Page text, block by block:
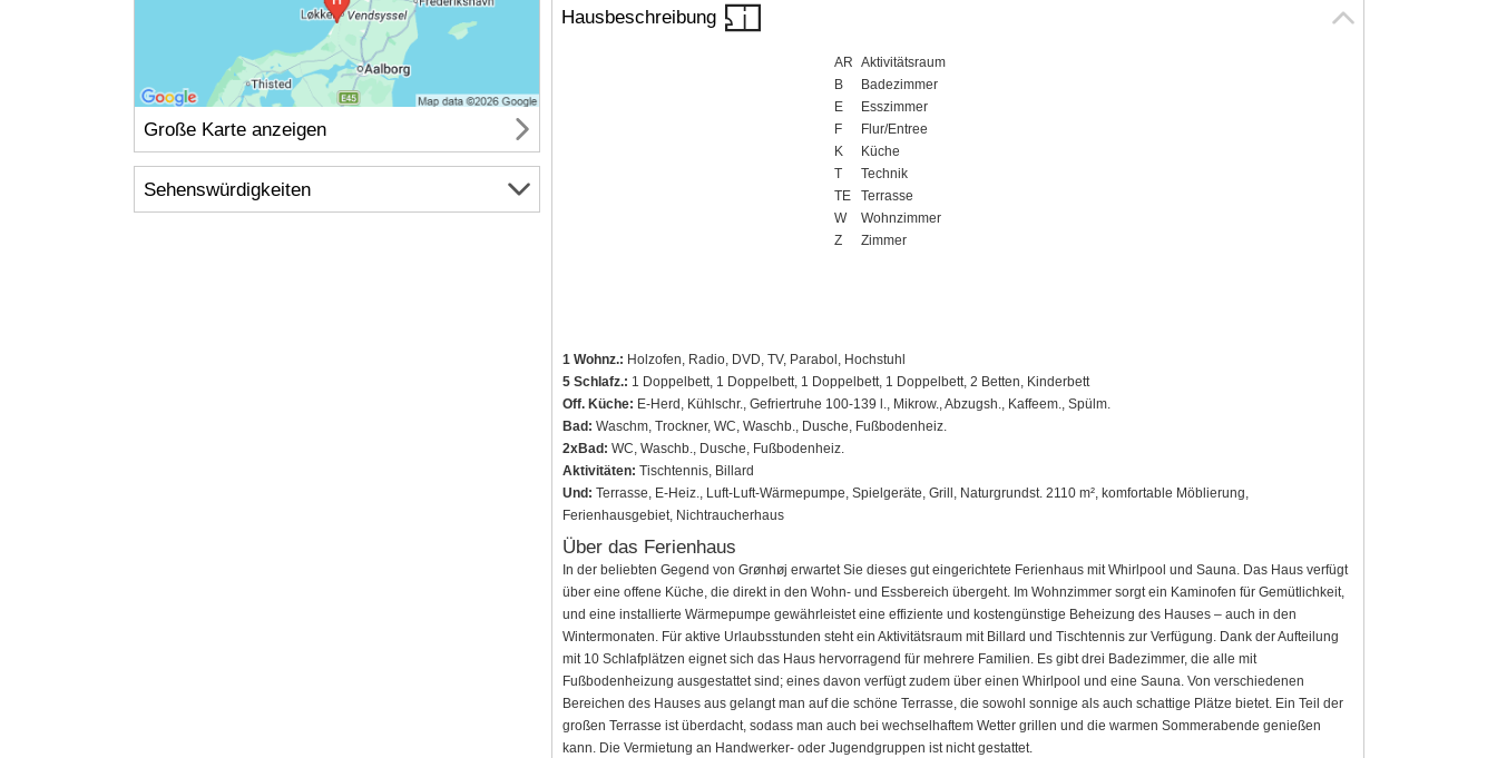
Hausbeschreibung
AR Aktivitätsraum
B
Badezimmer
E
Esszimmer
F
Flur/Entree
K
Küche
T
Technik
TE
Terrasse
W
Wohnzimmer
Z
Zimmer
1 Wohnz.: Holzofen, Radio, DVD, TV, Parabol, Hochstuhl
5 Schlafz.: 1 Doppelbett, 1 Doppelbett, 1 Doppelbett, 1 Doppelbett, 2 Betten, Kinderbett
Off. Küche: E-Herd, Kühlschr., Gefriertruhe 100-139 l., Mikrow., Abzugsh., Kaffeem., Spülm.
Bad: Waschm, Trockner, WC, Waschb., Dusche, Fußbodenheiz.
2xBad: WC, Waschb., Dusche, Fußbodenheiz.
Aktivitäten: Tischtennis, Billard
Und: Terrasse, E-Heiz., Luft-Luft-Wärmepumpe, Spielgeräte, Grill, Naturgrundst. 2110 m², komfortable Möblierung,
Ferienhausgebiet, Nichtraucherhaus
Über das Ferienhaus
In der beliebten Gegend von Grønhøj erwartet Sie dieses gut eingerichtete Ferienhaus mit Whirlpool und Sauna. Das Haus verfügt
über eine offene Küche, die direkt in den Wohn- und Essbereich übergeht. Im Wohnzimmer sorgt ein Kaminofen für Gemütlichkeit,
und eine installierte Wärmepumpe gewährleistet eine effiziente und kostengünstige Beheizung des Hauses – auch in den
Wintermonaten. Für aktive Urlaubsstunden steht ein Aktivitätsraum mit Billard und Tischtennis zur Verfügung. Dank der Aufteilung
mit 10 Schlafplätzen eignet sich das Haus hervorragend für mehrere Familien. Es gibt drei Badezimmer, die alle mit
Fußbodenheizung ausgestattet sind; eines davon verfügt zudem über einen Whirlpool und eine Sauna. Von verschiedenen
Bereichen des Hauses aus gelangt man auf die schöne Terrasse, die sowohl sonnige als auch schattige Plätze bietet. Ein Teil der
großen Terrasse ist überdacht, sodass man auch bei wechselhaftem Wetter grillen und die warmen Sommerabende genießen
kann. Die Vermietung an Handwerker- oder Jugendgruppen ist nicht gestattet.
Große Karte anzeigen
Sehenswürdigkeiten